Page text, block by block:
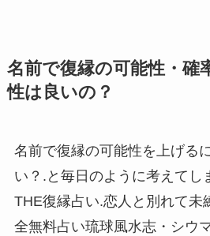
名前で復縁の可能性・確
性は良いの？
名前で復縁の可能性を上げる
い？.と毎日のように考えてし
THE復縁占い.恋人と別れて未
全無料占い琉球風水志・シウ